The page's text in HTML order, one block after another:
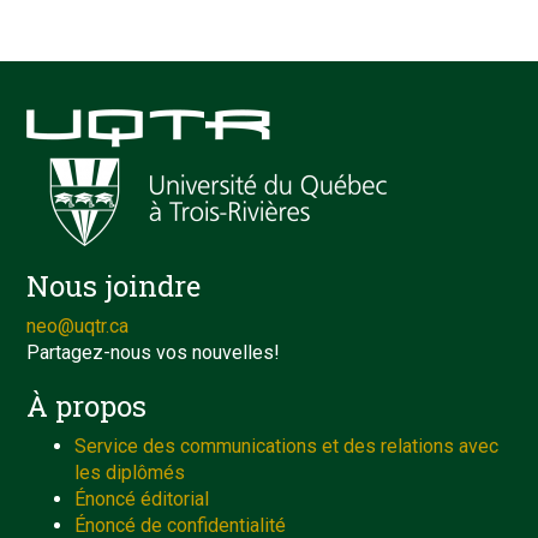
Nous joindre
neo@uqtr.ca
Partagez-nous vos nouvelles!
À propos
Service des communications et des relations avec
les diplômés
Énoncé éditorial
Énoncé de confidentialité